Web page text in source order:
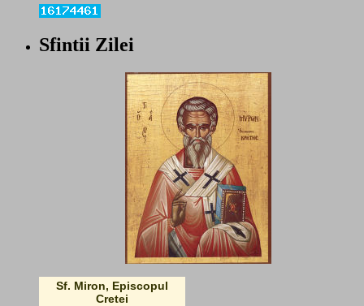
Sfintii Zilei
Sf. Miron, Episcopul
Cretei